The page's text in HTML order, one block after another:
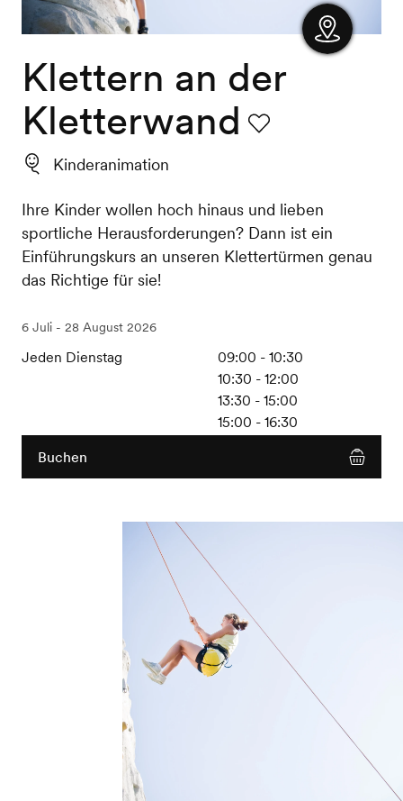
Klettern an der
Kletterwand
Kinderanimation
Ihre Kinder wollen hoch hinaus und lieben
sportliche Herausforderungen? Dann ist ein
Einführungskurs an unseren Klettertürmen genau
das Richtige für sie!
6 Juli - 28 August 2026
Jeden Dienstag
09:00 - 10:30
10:30 - 12:00
13:30 - 15:00
15:00 - 16:30
Buchen